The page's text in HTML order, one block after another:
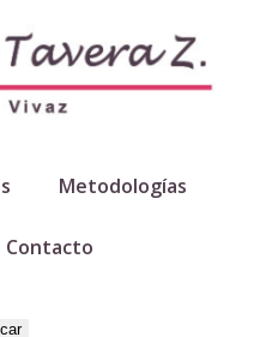
Metodologías
Contacto